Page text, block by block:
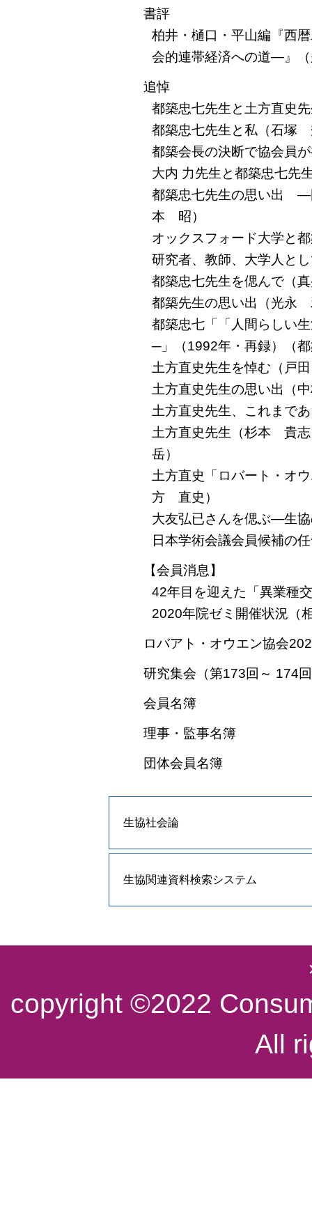
書評
柏井・樋口・平山編『西
会的連帯経済への道―』
追悼
都築忠七先生と土方直史
都築忠七先生と私（石塚
都築会長の決断で協会員
大内 力先生と都築忠七先
都築忠七先生の思い出 ―
本 昭）
オックスフォード大学と
研究者、教師、大学人と
都築忠七先生を偲んで（
都築先生の思い出（光
都築忠七「「人間らしい
─」（1992年・再録）（
土方直史先生を悼む（戸
土方直史先生の思い出（
土方直史先生、これまで
土方直史先生（杉本 貴
岳）
土方直史「ロバート・オ
方 直史）
大友弘已さんを偲ぶ―生
日本学術会議会員候補の
【会員消息】
42年目を迎えた「異業種
2020年院ゼミ開催状況
ロバアト・オウエン協会
研究集会（第173回～ 174
会員名簿
理事・監事名簿
団体会員名簿
生協社会論
生協関連資料検索システム
copyright ©2022
All